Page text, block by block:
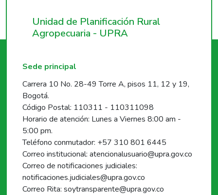
Unidad de Planificación Rural
Agropecuaria - UPRA
Sede principal
Carrera 10 No. 28-49 Torre A, pisos 11, 12 y 19,
Bogotá.
Código Postal: 110311 - 110311098
Horario de atención: Lunes a Viernes 8:00 am -
5:00 pm.
Teléfono conmutador: +57 310 801 6445
Correo institucional: atencionalusuario@upra.gov.co
Correo de notificaciones judiciales:
notificaciones.judiciales@upra.gov.co
Correo Rita: soytransparente@upra.gov.co